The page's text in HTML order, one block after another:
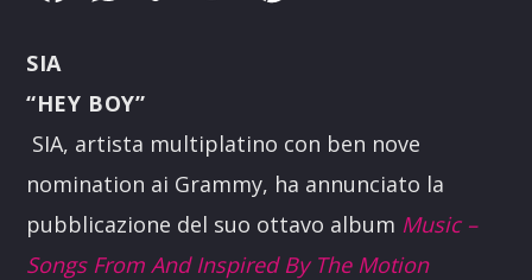
SIA
“HEY BOY”
SIA, artista multiplatino con ben nove
nomination ai Grammy, ha annunciato la
pubblicazione del suo ottavo album Music –
Songs From And Inspired By The Motion